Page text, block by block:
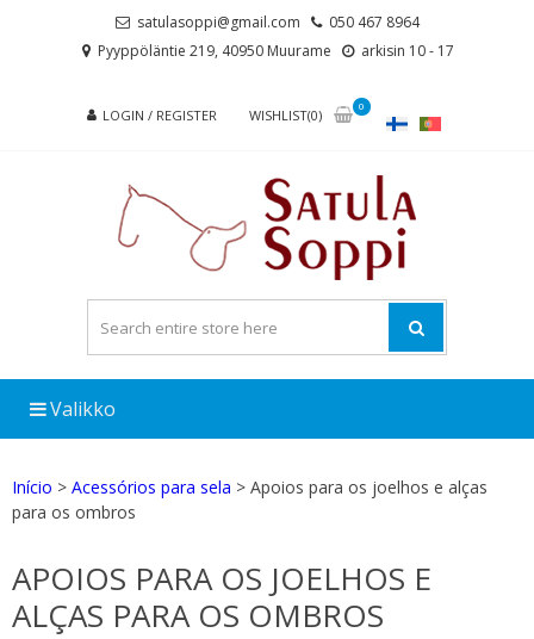
satulasoppi@gmail.com
050 467 8964
Pyyppöläntie 219, 40950 Muurame
arkisin 10 - 17
LOGIN / REGISTER WISHLIST(0)
0
Valikko
Início > Acessórios para sela > Apoios para os joelhos e alças
para os ombros
APOIOS PARA OS JOELHOS E
ALÇAS PARA OS OMBROS